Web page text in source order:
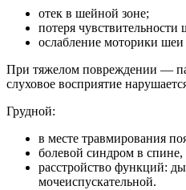
отек в шейной зоне;
потеря чувствительности
ослабление моторики шеи
При тяжелом повреждении —
слуховое восприятие
Грудной:
в месте травмирования
болевой синдром в спине,
расстройство функций:
мочеиспускательной.